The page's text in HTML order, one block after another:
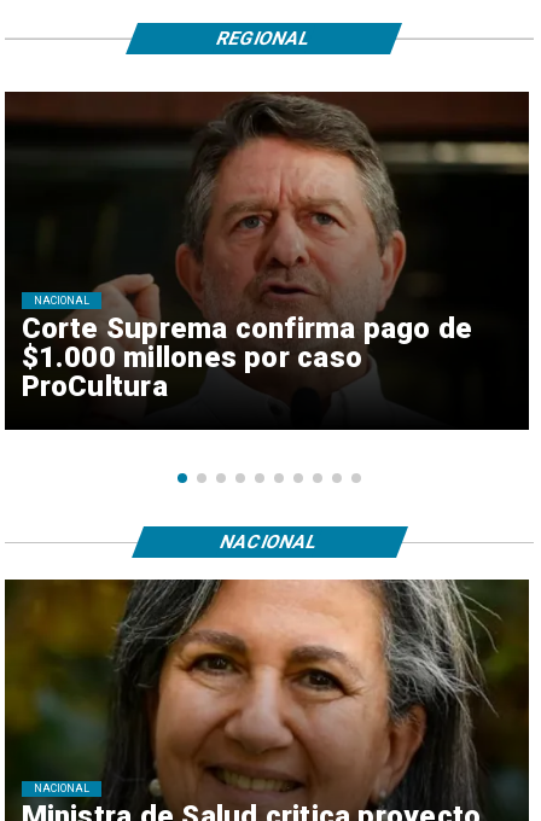
Corte Suprema confirma pago de
$1.000 millones por caso
ProCultura
NACIONAL
REGIONAL
NACIONAL
NACIONAL